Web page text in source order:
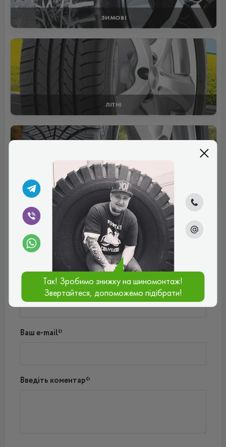
ЗИМОВІ
ЛІТНІ
ВСЕСЕЗОННІ
Відгуки (0)
Поки немає коментарів
Написати коментар
Ваш e-mail*
Введіть коментар*
Так! Зробимо знижку на шиномонтаж!
Звертайтеся, допоможемо підібрати!